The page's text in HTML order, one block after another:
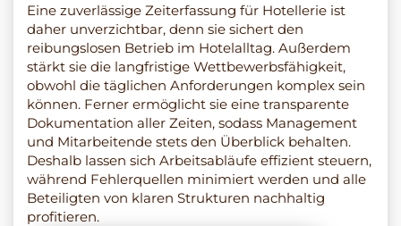
Eine zuverlässige Zeiterfassung für Hotellerie ist
daher unverzichtbar, denn sie sichert den
reibungslosen Betrieb im Hotelalltag. Außerdem
stärkt sie die langfristige Wettbewerbsfähigkeit,
obwohl die täglichen Anforderungen komplex sein
können. Ferner ermöglicht sie eine transparente
Dokumentation aller Zeiten, sodass Management
und Mitarbeitende stets den Überblick behalten.
Deshalb lassen sich Arbeitsabläufe effizient steuern,
während Fehlerquellen minimiert werden und alle
Beteiligten von klaren Strukturen nachhaltig
profitieren.